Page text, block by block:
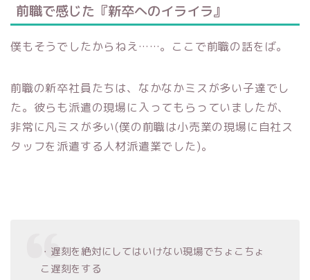
前職で感じた『新卒へのイライラ』
僕もそうでしたからねえ……。ここで前職の話をば。
前職の新卒社員たちは、なかなかミスが多い子達でし
た。彼らも派遣の現場に入ってもらっていましたが、
非常に凡ミスが多い(僕の前職は小売業の現場に自社ス
タッフを派遣する人材派遣業でした)。
・遅刻を絶対にしてはいけない現場でちょこちょ
こ遅刻をする